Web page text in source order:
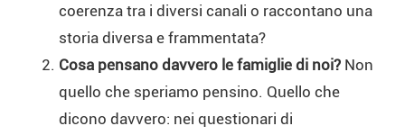
coerenza tra i diversi canali o raccontano una
storia diversa e frammentata?
Cosa pensano davvero le famiglie di noi? Non
quello che speriamo pensino. Quello che
dicono davvero: nei questionari di